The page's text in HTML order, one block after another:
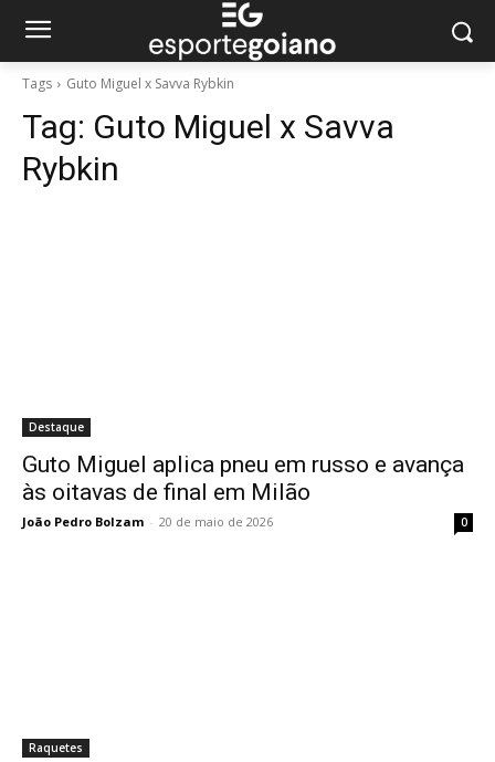
Tags Guto Miguel x Savva Rybkin
Tag: Guto Miguel x Savva
Rybkin
Destaque
Guto Miguel aplica pneu em russo e avança
às oitavas de final em Milão
João Pedro Bolzam - 20 de maio de 2026 0
Raquetes